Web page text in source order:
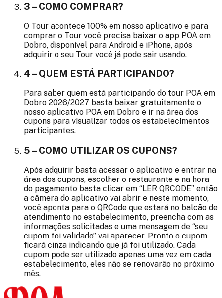
3 – COMO COMPRAR?
O Tour acontece 100% em nosso aplicativo e para
comprar o Tour você precisa baixar o app POA em
Dobro, disponível para Android e iPhone, após
adquirir o seu Tour você já pode sair usando.
4 – QUEM ESTÁ PARTICIPANDO?
Para saber quem está participando do tour POA em
Dobro 2026/2027 basta baixar gratuitamente o
nosso aplicativo POA em Dobro e ir na área dos
cupons para visualizar todos os estabelecimentos
participantes.
5 – COMO UTILIZAR OS CUPONS?
Após adquirir basta acessar o aplicativo e entrar na
área dos cupons, escolher o restaurante e na hora
do pagamento basta clicar em “LER QRCODE” então
a câmera do aplicativo vai abrir e neste momento,
você aponta para o QRCode que estará no balcão de
atendimento no estabelecimento, preencha com as
informações solicitadas e uma mensagem de “seu
cupom foi validado” vai aparecer. Pronto o cupom
ficará cinza indicando que já foi utilizado. Cada
cupom pode ser utilizado apenas uma vez em cada
estabelecimento, eles não se renovarão no próximo
mês.